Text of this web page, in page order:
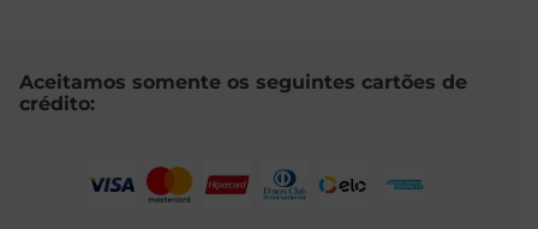
Aceitamos somente os seguintes cartões de
crédito: